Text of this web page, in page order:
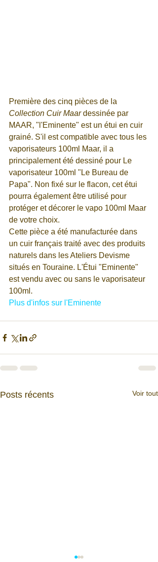
Première des cinq pièces de la
Collection Cuir Maar dessinée par
MAAR, "l'Eminente" est un étui en cuir
grainé. S'il est compatible avec tous les
vaporisateurs 100ml Maar, il a
principalement été dessiné pour Le
vaporisateur 100ml "Le Bureau de
Papa". Non fixé sur le flacon, cet étui
pourra également être utilisé pour
protéger et décorer le vapo 100ml Maar
de votre choix.
Cette pièce a été manufacturée dans
un cuir français traité avec des produits
naturels dans les Ateliers Devisme
situés en Touraine. L'Étui "Eminente"
est vendu avec ou sans le vaporisateur
100ml.
Plus d'infos sur l'Eminente
Posts récents Voir tout